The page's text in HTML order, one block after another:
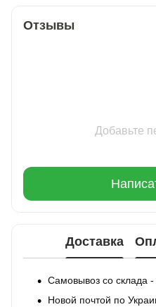
Отзывы
Добавьте
Доставка
Самовывоз со склада -
Новой почтой по